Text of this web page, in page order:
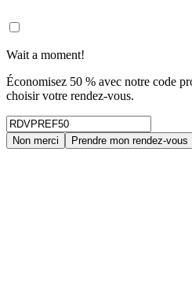
Wait a moment!
Économisez 50 % avec notre code
choisir votre rendez-vous.
Non merci Prendre mon rendez-vous